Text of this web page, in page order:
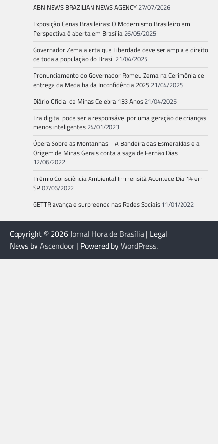
ABN NEWS BRAZILIAN NEWS AGENCY 27/07/2026
Exposição Cenas Brasileiras: O Modernismo Brasileiro em
Perspectiva é aberta em Brasília 26/05/2025
Governador Zema alerta que Liberdade deve ser ampla e direito
de toda a população do Brasil 21/04/2025
Pronunciamento do Governador Romeu Zema na Cerimônia de
entrega da Medalha da Inconfidência 2025 21/04/2025
Diário Oficial de Minas Celebra 133 Anos 21/04/2025
Era digital pode ser a responsável por uma geração de crianças
menos inteligentes 24/01/2023
Ópera Sobre as Montanhas – A Bandeira das Esmeraldas e a
Origem de Minas Gerais conta a saga de Fernão Dias
12/06/2022
Prêmio Consciência Ambiental Immensità Acontece Dia 14 em
SP07/06/2022
GETTR avança e surpreende nas Redes Sociais 11/01/2022
Copyright © 2026Jornal Hora de Brasília | Legal
News byAscendoor | Powered byWordPress.